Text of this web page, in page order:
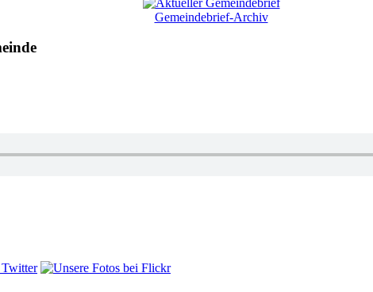
Gemeindebrief-Archiv